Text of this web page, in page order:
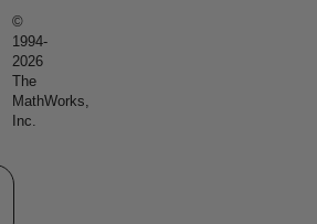
©
1994-
2026
The
MathWorks,
Inc.
サイトの選択